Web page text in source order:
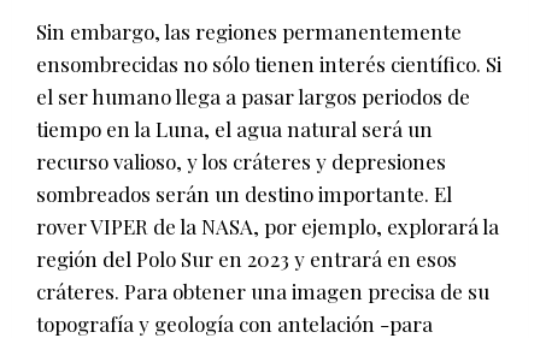
Sin embargo, las regiones permanentemente
ensombrecidas no sólo tienen interés científico. Si
el ser humano llega a pasar largos periodos de
tiempo en la Luna, el agua natural será un
recurso valioso, y los cráteres y depresiones
sombreados serán un destino importante. El
rover VIPER de la NASA, por ejemplo, explorará la
región del Polo Sur en 2023 y entrará en esos
cráteres. Para obtener una imagen precisa de su
topografía y geología con antelación -para